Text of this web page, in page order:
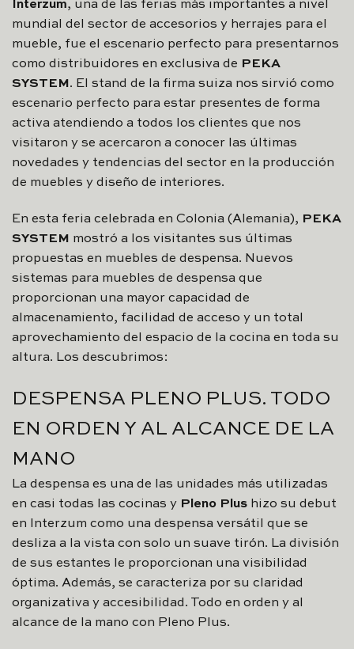
Interzum, una de las ferias más importantes a nivel
mundial del sector de accesorios y herrajes para el
mueble, fue el escenario perfecto para presentarnos
como distribuidores en exclusiva de PEKA
SYSTEM . El stand de la firma suiza nos sirvió como
escenario perfecto para estar presentes de forma
activa atendiendo a todos los clientes que nos
visitaron y se acercaron a conocer las últimas
novedades y tendencias del sector en la producción
de muebles y diseño de interiores.
En esta feria celebrada en Colonia (Alemania), PEKA
SYSTEM mostró a los visitantes sus últimas
propuestas en muebles de despensa. Nuevos
sistemas para muebles de despensa que
proporcionan una mayor capacidad de
almacenamiento, facilidad de acceso y un total
aprovechamiento del espacio de la cocina en toda su
altura. Los descubrimos:
DESPENSA PLENO PLUS. TODO
EN ORDEN Y AL ALCANCE DE LA
MANO
La despensa es una de las unidades más utilizadas
en casi todas las cocinas y Pleno Plus hizo su debut
en Interzum como una despensa versátil que se
desliza a la vista con solo un suave tirón. La división
de sus estantes le proporcionan una visibilidad
óptima. Además, se caracteriza por su claridad
organizativa y accesibilidad. Todo en orden y al
alcance de la mano con Pleno Plus.